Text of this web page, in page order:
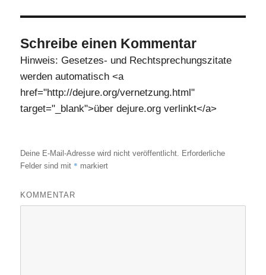
Schreibe einen Kommentar
Hinweis: Gesetzes- und Rechtsprechungszitate
werden automatisch <a
href="http://dejure.org/vernetzung.html"
target="_blank">über dejure.org verlinkt</a>
Deine E-Mail-Adresse wird nicht veröffentlicht.
Erforderliche
Felder sind mit * markiert
KOMMENTAR